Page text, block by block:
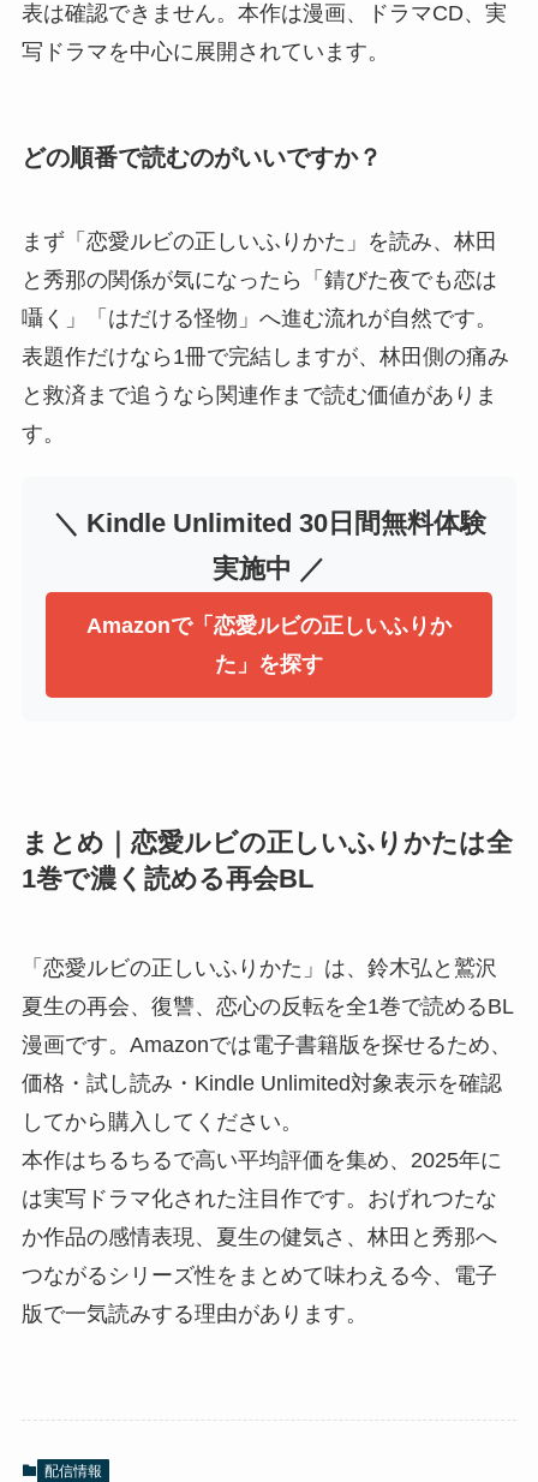
表は確認できません。本作は漫画、ドラマCD、実
写ドラマを中心に展開されています。
どの順番で読むのがいいですか？
まず「恋愛ルビの正しいふりかた」を読み、林田
と秀那の関係が気になったら「錆びた夜でも恋は
囁く」「はだける怪物」へ進む流れが自然です。
表題作だけなら1冊で完結しますが、林田側の痛み
と救済まで追うなら関連作まで読む価値がありま
す。
＼ Kindle Unlimited 30日間無料体験
実施中 ／
Amazonで「恋愛ルビの正しいふりか
た」を探す
まとめ｜恋愛ルビの正しいふりかたは全
1巻で濃く読める再会BL
「恋愛ルビの正しいふりかた」は、鈴木弘と鷲沢
夏生の再会、復讐、恋心の反転を全1巻で読めるBL
漫画です。Amazonでは電子書籍版を探せるため、
価格・試し読み・Kindle Unlimited対象表示を確認
してから購入してください。
本作はちるちるで高い平均評価を集め、2025年に
は実写ドラマ化された注目作です。おげれつたな
か作品の感情表現、夏生の健気さ、林田と秀那へ
つながるシリーズ性をまとめて味わえる今、電子
版で一気読みする理由があります。
配信情報